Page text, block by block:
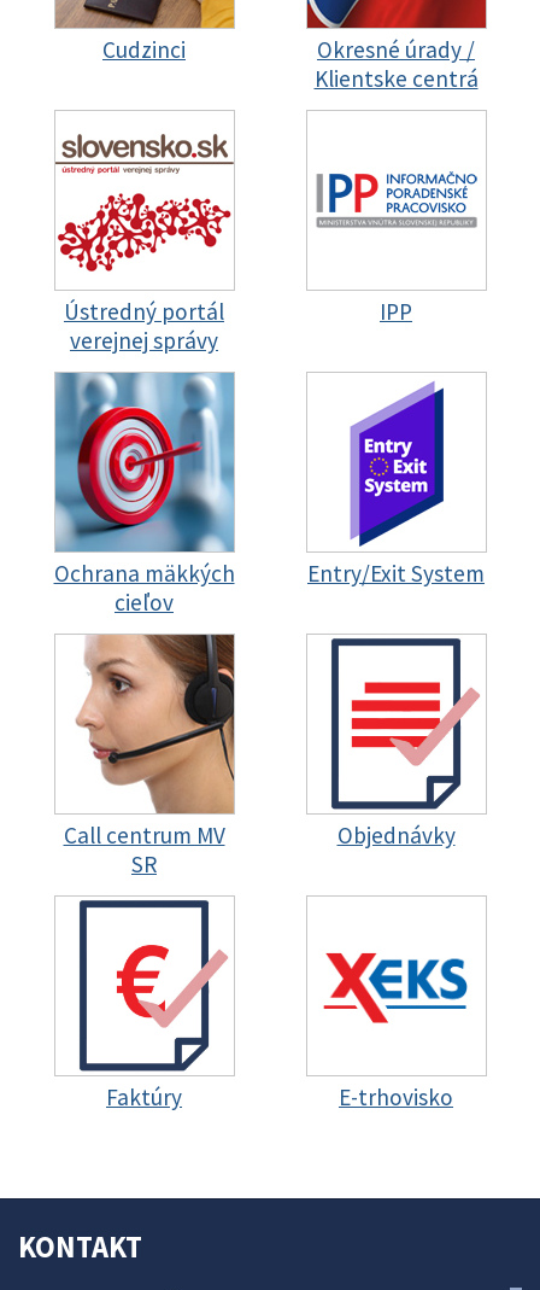
Cudzinci
Okresné úrady /
Klientske centrá
Ústredný portál
verejnej správy
IPP
Ochrana mäkkých
cieľov
Entry/Exit System
Call centrum MV
SR
Objednávky
Faktúry E-trhovisko
KONTAKT